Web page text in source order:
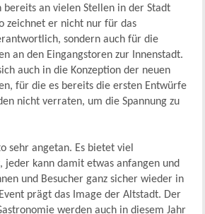
bereits an vielen Stellen in der Stadt
zeichnet er nicht nur für das
sondern auch für die
an den Eingangstoren zur Innenstadt.
auch in die Konzeption der neuen
für die es bereits die ersten Entwürfe
nicht verraten, um die Spannung zu
sehr angetan. Es bietet viel
jeder kann damit etwas anfangen und
und Besucher ganz sicher wieder in
prägt das Image der Altstadt. Der
werden auch in diesem Jahr